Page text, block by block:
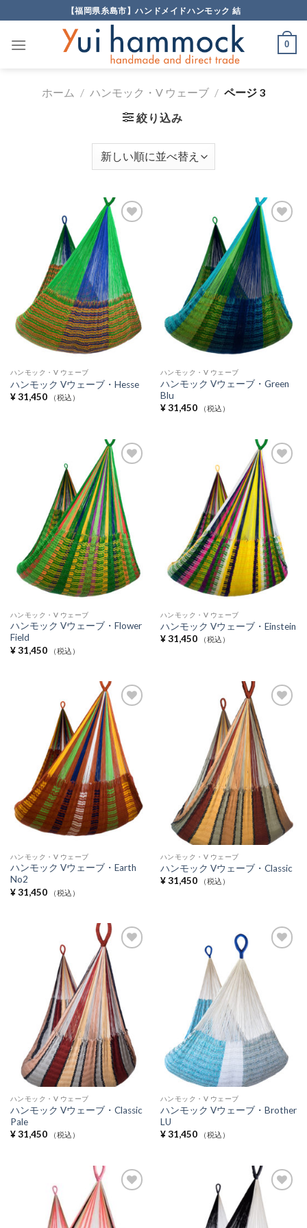
to
content
【福岡県糸島市】ハンドメイドハンモック 結
0
ホーム / ハンモック・V ウェーブ / ページ 3
絞り込み
Add to
Wishlist
ハンモック・V ウェーブ
ハンモック Vウェーブ・Hesse
¥31,450 （税込）
Add to
Wishlist
ハンモック・V ウェーブ
ハンモック Vウェーブ・Green
Blu
¥31,450 （税込）
Add to
Wishlist
ハンモック・V ウェーブ
ハンモック Vウェーブ・Flower
Field
¥31,450 （税込）
Add to
Wishlist
ハンモック・V ウェーブ
ハンモック Vウェーブ・Einstein
¥31,450 （税込）
Add to
Wishlist
ハンモック・V ウェーブ
ハンモック Vウェーブ・Earth
No2
¥31,450 （税込）
Add to
Wishlist
ハンモック・V ウェーブ
ハンモック Vウェーブ・Classic
¥31,450 （税込）
Add to
Wishlist
ハンモック・V ウェーブ
ハンモック Vウェーブ・Classic
Pale
¥31,450 （税込）
ハンモック・V ウェーブ
ハンモック Vウェーブ・Brother
LU
¥31,450 （税込）
Add to Add to